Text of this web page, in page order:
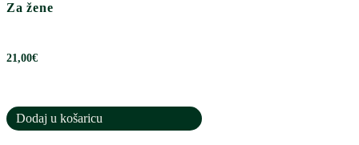
Za žene
21,00€
Dodaj u košaricu